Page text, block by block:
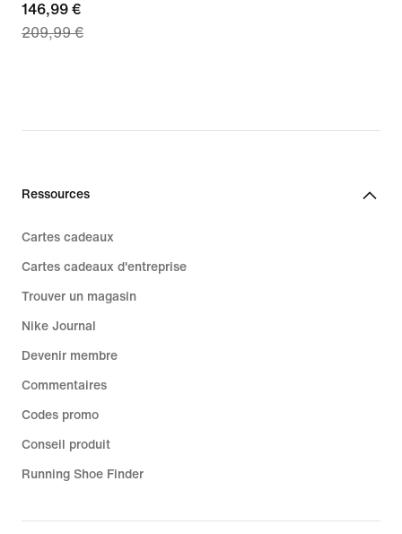
current
price
209,99 €
146,99 €
209,99 €
Ressources
Cartes cadeaux
Cartes cadeaux d'entreprise
Trouver un magasin
Nike Journal
Devenir membre
Commentaires
Codes promo
Conseil produit
Running Shoe Finder